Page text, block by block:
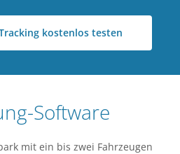
kostenlos testen
Software
mit ein bis zwei Fahrzeugen